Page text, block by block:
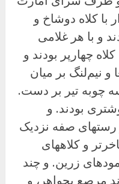
با کلاه دوشاخ و
و با هر غلامی
چهارپر بودند و
نیم‌لنگ بر میان
چوبه تیر بر دست.
بودند. و
صفه نزدیک
و کلاههای
زرین. و چند
مرصع بجواهر، و